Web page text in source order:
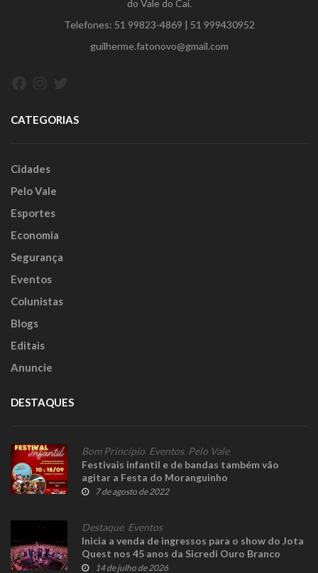
do Vale do Caí.
Telefones: 51 99823-4869 | 51 999430952
guilherme.fatonovo@gmail.com
CATEGORIAS
Cidades
Pelo Vale
Esportes
Economia
Segurança
Eventos
Colunistas
Blogs
Editais
Anuncie
DESTAQUES
Bom Princípio Eventos, Pelo Vale
Festivais infantil e de bandas também vão
agitar a Festa do Moranguinho
7 de agosto de 2022
Destaque, Eventos
Inicia a venda de ingressos para o show do Jota
Quest nos 45 anos da Sicredi Ouro Branco
RS/MG14 de julho de 2026